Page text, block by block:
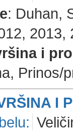
: Duhan,
2013,
i
Prinos/
I